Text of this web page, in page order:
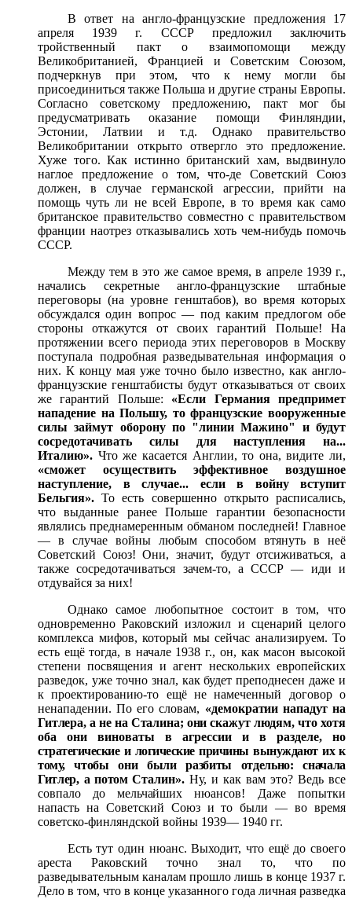
В ответ на англо-французские предложения 17
апреля 1939 г. СССР предложил заключить
тройственный пакт о взаимопомощи между
Великобританией, Францией и Советским Союзом,
подчеркнув при этом, что к нему могли бы
присоединиться также Польша и другие страны Европы.
Согласно советскому предложению, пакт мог бы
предусматривать оказание помощи Финляндии,
Эстонии, Латвии и т.д. Однако правительство
Великобритании открыто отвергло это предложение.
Хуже того. Как истинно британский хам, выдвинуло
наглое предложение о том, что-де Советский Союз
должен, в случае германской агрессии, прийти на
помощь чуть ли не всей Европе, в то время как само
британское правительство совместно с правительством
франции наотрез отказывались хоть чем-нибудь помочь
СССР.
Между тем в это же самое время, в апреле 1939 г.,
начались секретные англо-французские штабные
переговоры (на уровне генштабов), во время которых
обсуждался один вопрос — под каким предлогом обе
стороны откажутся от своих гарантий Польше! На
протяжении всего периода этих переговоров в Москву
поступала подробная разведывательная информация о
них. К концу мая уже точно было известно, как англо-
французские генштабисты будут отказываться от своих
же гарантий Польше: «Если Германия предпримет
нападение на Польшу, то французские вооруженные
силы займут оборону по "линии Мажино" и будут
сосредотачивать силы для наступления на...
Италию». Что же касается Англии, то она, видите ли,
«сможет осуществить эффективное воздушное
наступление, в случае... если в войну вступит
Бельгия».То есть совершенно открыто расписались,
что выданные ранее Польше гарантии безопасности
являлись преднамеренным обманом последней! Главное
— в случае войны любым способом втянуть в неё
Советский Союз! Они, значит, будут отсиживаться, а
также сосредотачиваться зачем-то, а СССР — иди и
отдувайся за них!
Однако самое любопытное состоит в том, что
одновременно Раковский изложил и сценарий целого
комплекса мифов, который мы сейчас анализируем. То
есть ещё тогда, в начале 1938 г., он, как масон высокой
степени посвящения и агент нескольких европейских
разведок, уже точно знал, как будет преподнесен даже и
к проектированию-то ещё не на­меченный договор о
ненападении. По его словам, «демократии нападут на
Гитлера, а не на Сталина; они скажут людям, что хотя
оба они виноваты в агрессии и в разделе, но
стратегические и логические причины вынуждают их к
тому,чтобы они были разбиты отдельно: сначала
Гитлер, а потомСталин».Ну, и как вам это? Ведь все
совпало до мельчайшихнюансов! Даже попытки
напасть на Советский Союз и то были — во время
советско-финляндской войны 1939— 1940 гг.
Есть тут один нюанс. Выходит, что ещё до своего
ареста Раковский точно знал то, что по
разведывательным каналам прошло лишь в конце 1937 г.
Дело в том, что в конце указанного года личная разведка